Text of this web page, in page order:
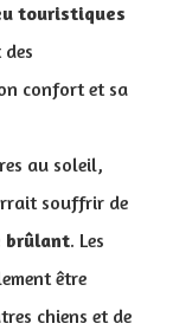
touristiques
confort et sa
au soleil,
souffrir de
brûlant. Les
être
chiens et de